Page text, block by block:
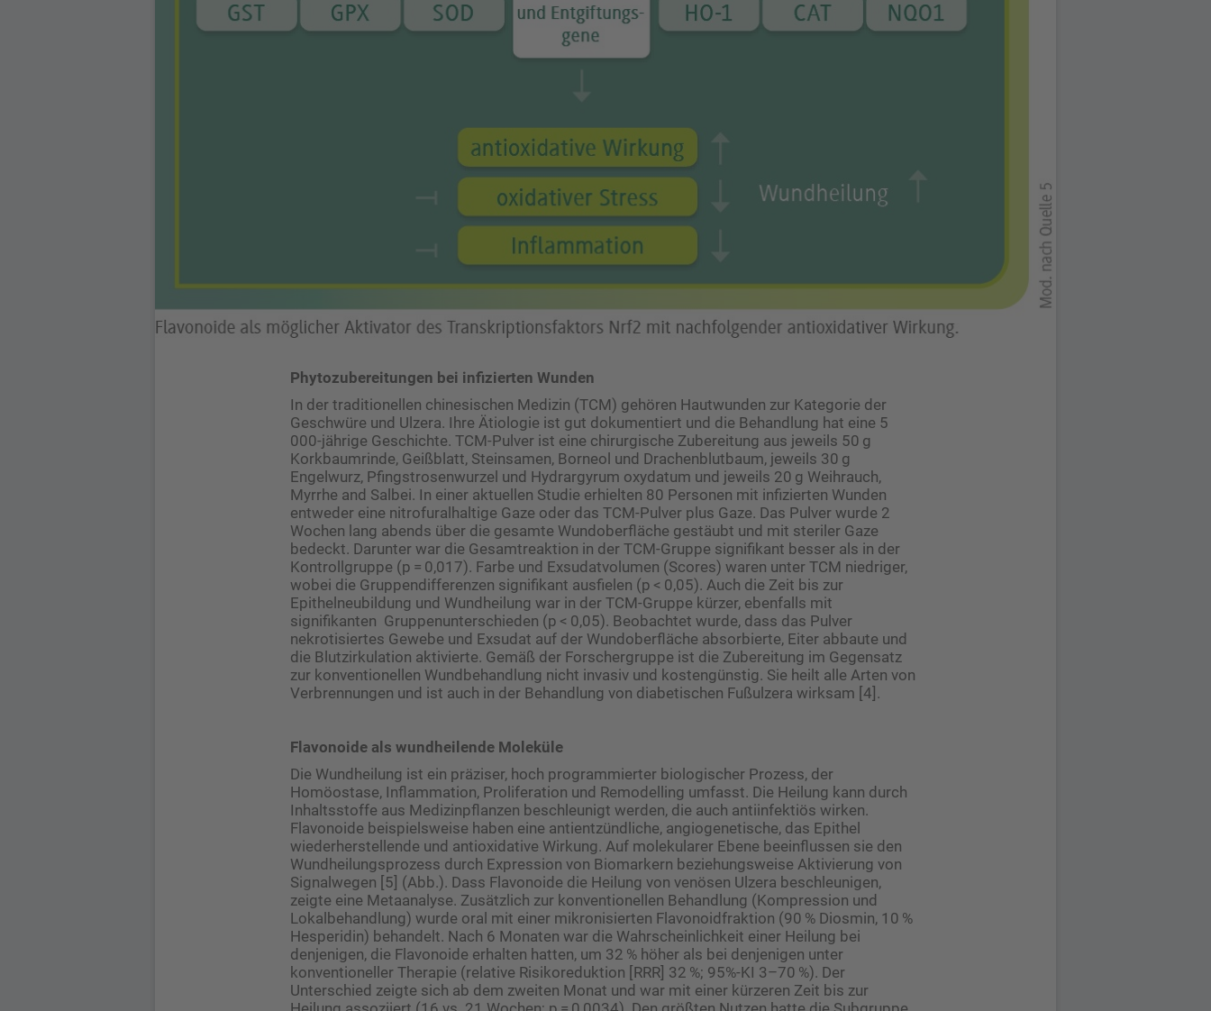
Phytozubereitungen bei infizierten Wunden
In der traditionellen chinesischen Medizin (TCM) gehören Hautwunden zur Kategorie der
Geschwüre und Ulzera. Ihre Ätiologie ist gut dokumentiert und die Behandlung hat eine 5
000-jährige Geschichte. TCM-Pulver ist eine chirurgische Zubereitung aus jeweils 50 g
Korkbaumrinde, Geißblatt, Steinsamen, Borneol und Drachenblutbaum, jeweils 30 g
Engelwurz, Pfingstrosenwurzel und Hydrargyrum oxydatum und jeweils 20 g Weihrauch,
Myrrhe and Salbei. In einer aktuellen Studie erhielten 80 Personen mit infizierten Wunden
entweder eine nitrofuralhaltige Gaze oder das TCM-Pulver plus Gaze. Das Pulver wurde 2
Wochen lang abends über die gesamte Wundoberfläche gestäubt und mit steriler Gaze
bedeckt. Darunter war die Gesamtreaktion in der TCM-Gruppe signifikant besser als in der
Kontrollgruppe (p = 0,017). Farbe und Exsudatvolumen (Scores) waren unter TCM niedriger,
wobei die Gruppendifferenzen signifikant ausfielen (p < 0,05). Auch die Zeit bis zur
Epithelneubildung und Wundheilung war in der TCM-Gruppe kürzer, ebenfalls mit
signifikanten Gruppenunterschieden (p < 0,05). Beobachtet wurde, dass das Pulver
nekrotisiertes Gewebe und Exsudat auf der Wundoberfläche absorbierte, Eiter abbaute und
die Blutzirkulation aktivierte. Gemäß der Forschergruppe ist die Zubereitung im Gegensatz
zur konventionellen Wundbehandlung nicht invasiv und kostengünstig. Sie heilt alle Arten von
Verbrennungen und ist auch in der Behandlung von diabetischen Fußulzera wirksam [4].
Flavonoide als wundheilende Moleküle
Die Wundheilung ist ein präziser, hoch programmierter biologischer Prozess, der
Homöostase, Inflammation, Proliferation und Remodelling umfasst. Die Heilung kann durch
Inhaltsstoffe aus Medizinpflanzen beschleunigt werden, die auch antiinfektiös wirken.
Flavonoide beispielsweise haben eine antientzündliche, angiogenetische, das Epithel
wiederherstellende und antioxidative Wirkung. Auf molekularer Ebene beeinflussen sie den
Wundheilungsprozess durch Expression von Biomarkern beziehungsweise Aktivierung von
Signalwegen [5] (Abb.). Dass Flavonoide die Heilung von venösen Ulzera beschleunigen,
zeigte eine Metaanalyse. Zusätzlich zur konventionellen Behandlung (Kompression und
Lokalbehandlung) wurde oral mit einer mikronisierten Flavonoidfraktion (90 % Diosmin, 10 %
Hesperidin) behandelt. Nach 6 Monaten war die Wahrscheinlichkeit einer Heilung bei
denjenigen, die Flavonoide erhalten hatten, um 32 % höher als bei denjenigen unter
konventioneller Therapie (relative Risikoreduktion [RRR] 32 %; 95%-KI 3–70 %). Der
Unterschied zeigte sich ab dem zweiten Monat und war mit einer kürzeren Zeit bis zur